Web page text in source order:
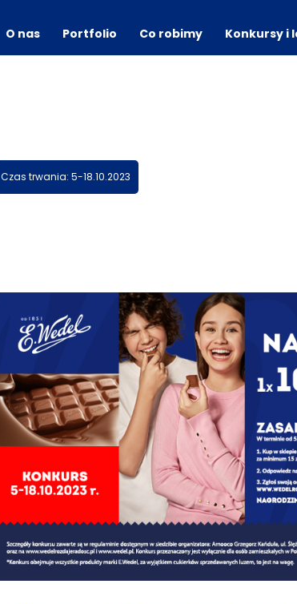
O nas Portfolio Co robimy Konkursy i
Czas trwania: 5-18.10.2023